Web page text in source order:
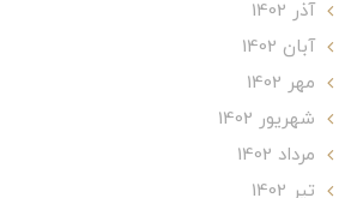
آذر 1402
آبان 1402
مهر 1402
شهریور 1402
مرداد 1402
تير 1402